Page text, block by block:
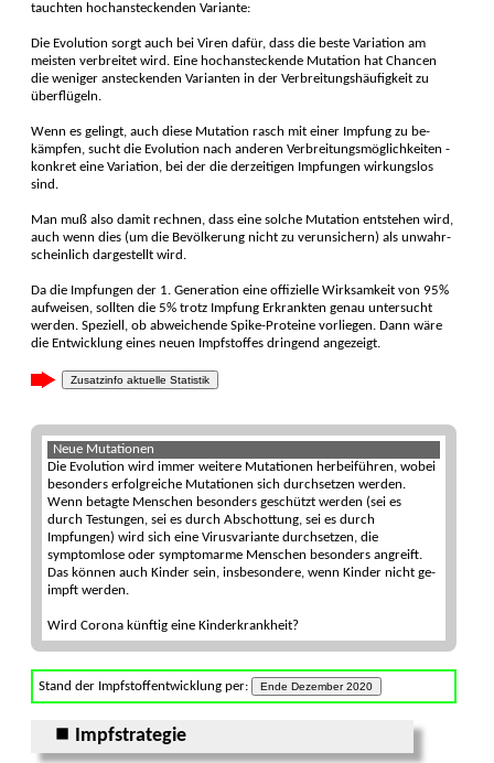
tauchten hoch­an­steckenden Vari­ante:
Die Evolu­tion sorgt auch bei Viren dafür, dass die beste Varia­tion am
meis­ten ver­brei­tet wird. Eine hoch­ansteckende Muta­tion hat Chancen
die weni­ger an­stecken­den Vari­anten in der Ver­breitungs­häufig­keit zu
über­flügeln.
Wenn es gelingt, auch diese Muta­tion rasch mit einer Impfung zu be­
kämpfen, sucht die Evo­lution nach anderen Ver­breitungs­möglichkeiten -
kon­kret eine Varia­tion, bei der die der­zeitigen Impfungen wirkungs­los
sind.
Man muß also damit rech­nen, dass eine solche Muta­tion ent­stehen wird,
auch wenn dies (um die Bevöl­kerung nicht zu verun­sichern) als unwahr­
scheinlich dar­ge­stellt wird.
Da die Impfungen der 1. Generation eine offi­zielle Wirk­sam­keit von 95%
aufweisen, sollten die 5% trotz Impfung Erkrank­ten genau unter­sucht
werden. Spe­ziell, ob ab­weichen­de Spike-Prote­ine vor­liegen. Dann wäre
die Ent­wicklung eines neuen Impf­stoffes drin­gend ange­zeigt.
Zusatzinfo aktuelle Statistik
Neue Mutationen
Die Evolu­tion wird immer weitere Muta­tionen herbei­führen, wobei
beson­ders erfolg­reiche Muta­tionen sich durch­setzen werden.
Wenn betagte Men­schen beson­ders ge­schützt werden (sei es
durch Tes­tungen, sei es durch Ab­schottung, sei es durch
Impfungen) wird sich eine Virus­variante durch­setzen, die
symptom­lose oder symptom­arme Menschen beson­ders an­greift.
Das können auch Kinder sein, ins­beson­dere, wenn Kinder nicht ge­
impft werden.
Wird Corona künftig eine Kinderkrankheit?
Stand der Impfstoffentwicklung per: Ende Dezember 2020
⏹ Impfstrategie